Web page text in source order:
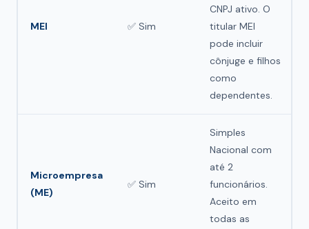
MEI ✅ Sim
CNPJ ativo. O
titular MEI
pode incluir
cônjuge e filhos
como
dependentes.
Microempresa
(ME)
✅ Sim
Simples
Nacional com
até 2
funcionários.
Aceito em
todas as